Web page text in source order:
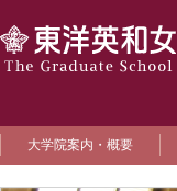
大学院案内・概要